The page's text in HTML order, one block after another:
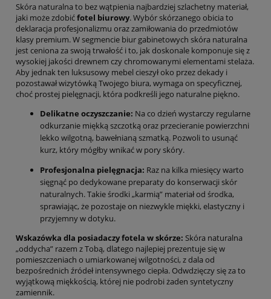
Skóra naturalna to bez wątpienia najbardziej szlachetny materiał,
jaki może zdobićfotel biurowy. Wybór skórzanego obicia to
deklaracja profesjonalizmu oraz zamiłowania do przedmiotów
klasy premium. W segmencie biur gabinetowych skóra naturalna
jest ceniona za swoją trwałość i to, jak doskonale komponuje się z
wysokiej jakości drewnem czy chromowanymi elementami stelaża.
Aby jednak ten luksusowy mebel cieszył oko przez dekady i
pozostawał wizytówką Twojego biura, wymaga on specyficznej,
choć prostej pielęgnacji, która podkreśli jego naturalne piękno.
Delikatne oczyszczanie: Na co dzień wystarczy regularne
odkurzanie miękką szczotką oraz przecieranie powierzchni
lekko wilgotną, bawełnianą szmatką. Pozwoli to usunąć
kurz, który mógłby wnikać w pory skóry.
Profesjonalna pielęgnacja: Raz na kilka miesięcy warto
sięgnąć po dedykowane preparaty do konserwacji skór
naturalnych. Takie środki „karmią” materiał od środka,
sprawiając, że pozostaje on niezwykle miękki, elastyczny i
przyjemny w dotyku.
Wskazówka dla posiadaczy fotela w skórze: Skóra naturalna
„oddycha” razem z Tobą, dlatego najlepiej prezentuje się w
pomieszczeniach o umiarkowanej wilgotności, z dala od
bezpośrednich źródeł intensywnego ciepła. Odwdzięczy się za to
wyjątkową miękkością, której nie podrobi żaden syntetyczny
zamiennik.